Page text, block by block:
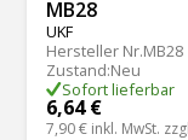
MB28
UKF
Hersteller Nr.MB28
Zustand:Neu
Sofort lieferbar
6,64 €
7,90 € inkl. MwSt.